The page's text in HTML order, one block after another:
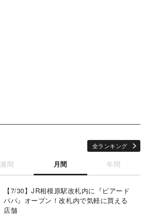
全ランキング
週間 月間 年間
【7/30】JR相模原駅改札内に『ビアード
パパ』オープン！改札内で気軽に買える
店舗